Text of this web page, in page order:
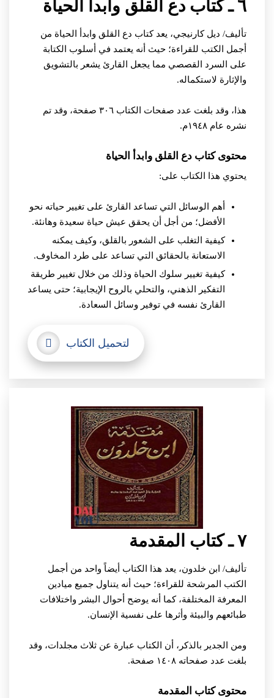
٦ ـ كتاب دع القلق وابدأ الحياة
تأليف/ ديل كارنيجي، يعد كتاب دع القلق وابدأ الحياة من
أجمل الكتب للقراءة؛ حيث أنه يعتمد في أسلوب الكتابة
على السرد القصصي مما يجعل القارئ يشعر بالتشويق
والإثارة لاستكماله.
هذا، وقد بلغت عدد صفحات الكتاب ٣٠٦ صفحة، وقد تم
نشره عام ١٩٤٨م.
محتوى كتاب دع القلق وابدأ الحياة
يحتوي هذا الكتاب على:
أهم الوسائل التي تساعد القارئ على تغيير حياته نحو
الأفضل؛ من أجل أن يحقق عيش حياة سعيدة وهانئة.
كيفية التغلب على الشعور بالقلق، وكيف يمكنه
الاستعانة بالحقائق التي تساعد على طرد المخاوف.
كيفية تغيير سلوك الحياة وذلك من خلال تغيير طريقة
التفكير الذهني، والتحلي بالروح الإيجابية؛ حتى يساعد
القارئ نفسه في توفير وسائل السعادة.
لتحميل الكتاب
٧ ـ كتاب المقدمة
تأليف/ ابن خلدون، يعد هذا الكتاب أيضاً واحد من أجمل
الكتب المرشحة للقراءة؛ حيث أنه يتناول جميع ميادين
المعرفة المختلفة، كما أنه يوضح أحوال البشر واختلافات
طبائعهم والبيئة وأثرها على نفسية الإنسان.
ومن الجدير بالذكر، أن الكتاب عبارة عن ثلاث مجلدات، وقد
بلغت عدد صفحاته ١٤٠٨ صفحة.
محتوى كتاب المقدمة